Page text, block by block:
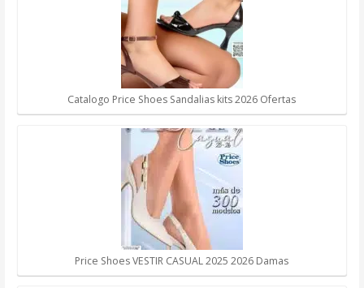
Catalogo Price Shoes Sandalias kits 2026 Ofertas
Price Shoes VESTIR CASUAL 2025 2026 Damas